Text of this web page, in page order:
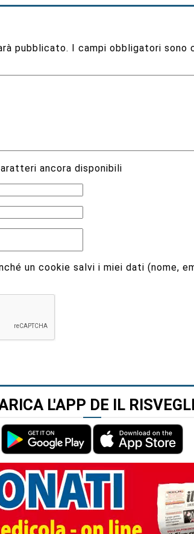
pubblicato. I campi obbligatori
ancora disponibili
un cookie salvi i miei dati (nome,
L'APP DE IL